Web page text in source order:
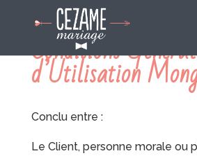
Conditions
d’Utilisation
Conclu entre :
Le Client, personne morale ou